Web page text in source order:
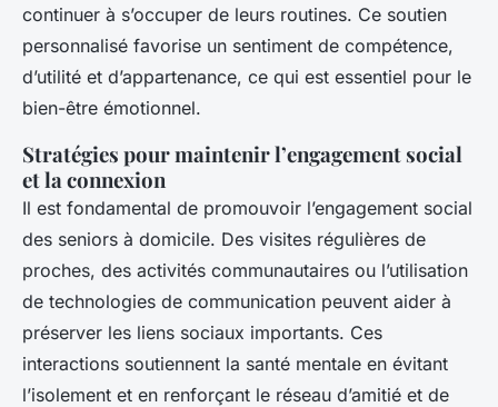
continuer à s’occuper de leurs routines. Ce soutien
personnalisé favorise un sentiment de compétence,
d’utilité et d’appartenance, ce qui est essentiel pour le
bien-être émotionnel.
Stratégies pour maintenir l’engagement social
et la connexion
Il est fondamental de promouvoir l’engagement social
des seniors à domicile. Des visites régulières de
proches, des activités communautaires ou l’utilisation
de technologies de communication peuvent aider à
préserver les liens sociaux importants. Ces
interactions soutiennent la santé mentale en évitant
l’isolement et en renforçant le réseau d’amitié et de